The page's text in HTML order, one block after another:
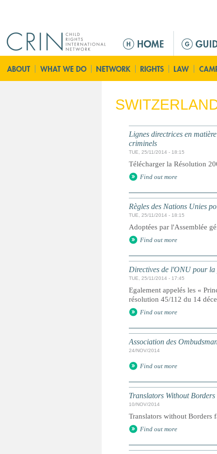
n
m
n
Lignes directrices en
criminels
TUE, 25/11/2014 - 18:15
Télécharger la Résolution
Find out more
Règles des Nations Unies
TUE, 25/11/2014 - 18:15
Adoptées par l'Assemblée
Find out more
Directives de l'ONU pour la
TUE, 25/11/2014 - 17:45
Egalement appelés les «
résolution 45/112 du 14
Find out more
Association des
24/NOV/2014
Find out more
Translators Without Borders
10/NOV/2014
Translators without Borders
Find out more